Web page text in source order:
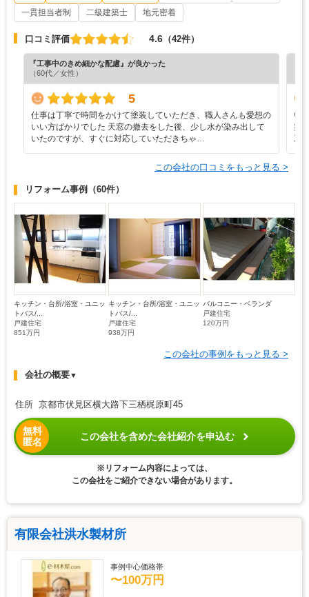
一貫担当者制
二級建築士 地元密着
口コミ評価 4.6 （42件）
『工事中のきめ細かな配慮』が良かった
（60代／女性）
5
仕事は丁寧で時間をかけて塗装していただき、職人さんも愛想の
いい方ばかりでした 天窓の撤去をした後、少し水が染み出して
いたのですが、すぐに対応していただきちゃ…
い
塗
工
この会社の口コミをもっと見る >
リフォーム事例 （60件）
キッチン・台所/浴室・ユニッ
トバス/...
戸建住宅
851万円
キッチン・台所/浴室・ユニッ
トバス/...
戸建住宅
938万円
バルコニー・ベランダ
戸建住宅
120万円
この会社の事例をもっと見る >
会社の概要▼
住所 京都市伏見区横大路下三栖梶原町45
無料
匿名
この会社を含めた会社紹介を申込む
※リフォーム内容によっては、
この会社をご紹介できない場合があります。
有限会社洪水製材所
事例中心価格帯
〜100万円